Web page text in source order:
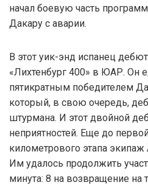
начал боевую часть
Дакару с аварии.
В этот уик-энд испанец
«Лихтенбург 400» в ЮАР. Он
пятикратным победителем
который, в свою очередь,
штурмана. И этот двойной
неприятностей. Еще до
километрового этапа экипаж
Им удалось продолжить
минута: 8 на возвращение на